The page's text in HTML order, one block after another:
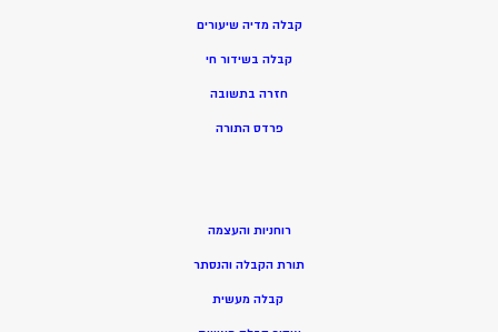
קבלה מדיה שיעורים
קבלה בשידור חי
חזרה בתשובה
פרדס התורה
רוחניות והעצמה
תורת הקבלה והנסתר
קבלה מעשית